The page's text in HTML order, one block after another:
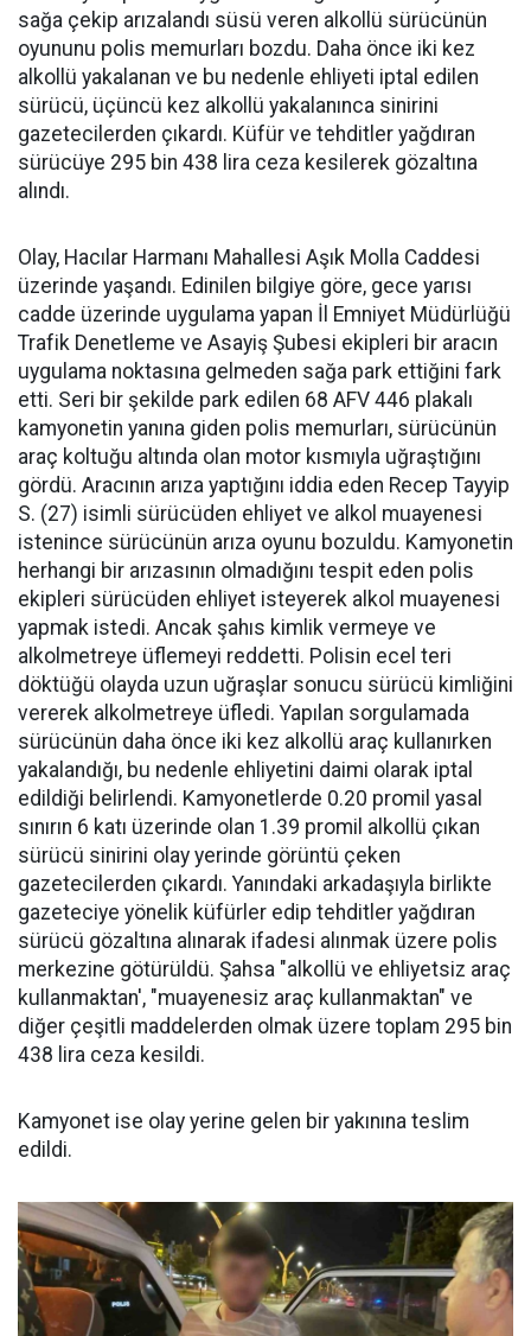
sağa çekip arızalandı süsü veren alkollü sürücünün
oyununu polis memurları bozdu. Daha önce iki kez
alkollü yakalanan ve bu nedenle ehliyeti iptal edilen
sürücü, üçüncü kez alkollü yakalanınca sinirini
gazetecilerden çıkardı. Küfür ve tehditler yağdıran
sürücüye 295 bin 438 lira ceza kesilerek gözaltına
alındı.
Olay, Hacılar Harmanı Mahallesi Aşık Molla Caddesi
üzerinde yaşandı. Edinilen bilgiye göre, gece yarısı
cadde üzerinde uygulama yapan İl Emniyet Müdürlüğü
Trafik Denetleme ve Asayiş Şubesi ekipleri bir aracın
uygulama noktasına gelmeden sağa park ettiğini fark
etti. Seri bir şekilde park edilen 68 AFV 446 plakalı
kamyonetin yanına giden polis memurları, sürücünün
araç koltuğu altında olan motor kısmıyla uğraştığını
gördü. Aracının arıza yaptığını iddia eden Recep Tayyip
S. (27) isimli sürücüden ehliyet ve alkol muayenesi
istenince sürücünün arıza oyunu bozuldu. Kamyonetin
herhangi bir arızasının olmadığını tespit eden polis
ekipleri sürücüden ehliyet isteyerek alkol muayenesi
yapmak istedi. Ancak şahıs kimlik vermeye ve
alkolmetreye üflemeyi reddetti. Polisin ecel teri
döktüğü olayda uzun uğraşlar sonucu sürücü kimliğini
vererek alkolmetreye üfledi. Yapılan sorgulamada
sürücünün daha önce iki kez alkollü araç kullanırken
yakalandığı, bu nedenle ehliyetini daimi olarak iptal
edildiği belirlendi. Kamyonetlerde 0.20 promil yasal
sınırın 6 katı üzerinde olan 1.39 promil alkollü çıkan
sürücü sinirini olay yerinde görüntü çeken
gazetecilerden çıkardı. Yanındaki arkadaşıyla birlikte
gazeteciye yönelik küfürler edip tehditler yağdıran
sürücü gözaltına alınarak ifadesi alınmak üzere polis
merkezine götürüldü. Şahsa "alkollü ve ehliyetsiz araç
kullanmaktan', "muayenesiz araç kullanmaktan" ve
diğer çeşitli maddelerden olmak üzere toplam 295 bin
438 lira ceza kesildi.
Kamyonet ise olay yerine gelen bir yakınına teslim
edildi.